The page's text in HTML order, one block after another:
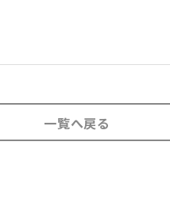
一覧へ戻る